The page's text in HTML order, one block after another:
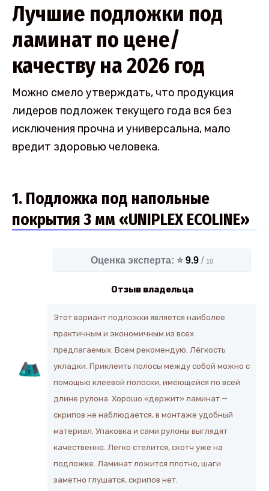
Лучшие подложки под
ламинат по цене/
качеству на 2026 год
Можно смело утверждать, что продукция
лидеров подложек текущего года вся без
исключения прочна и универсальна, мало
вредит здоровью человека.
1. Подложка под напольные
покрытия 3 мм «UNIPLEX ECOLINE»
Оценка эксперта: ⭐ 9.9 / 10
Отзыв владельца
Этот вариант подложки является наиболее
практичным и экономичным из всех
предлагаемых. Всем рекомендую. Лёгкость
укладки. Приклеить полосы между собой можно с
помощью клеевой полоски, имеющейся по всей
длине рулона. Хорошо «держит» ламинат —
скрипов не наблюдается, в монтаже удобный
материал. Упаковка и сами рулоны выглядят
качественно. Легко стелится, скотч уже на
подложке. Ламинат ложится плотно, шаги
заметно глушатся, скрипов нет.